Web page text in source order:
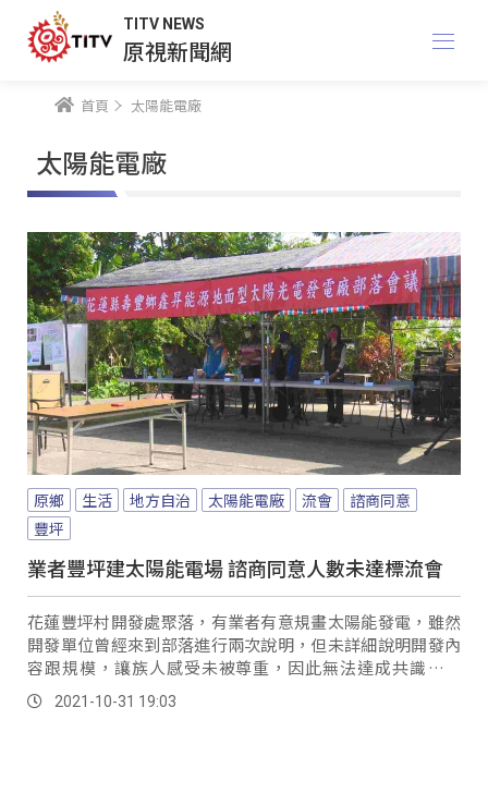
TITV NEWS
原視新聞網
首頁 太陽能電廠
太陽能電廠
原鄉 生活 地方自治 太陽能電廠 流會
諮商同意
豐坪
業者豐坪建太陽能電場 諮商同意人數未達標流會
花蓮豐坪村開發處聚落，有業者有意規畫太陽能發電，雖然
開發單位曾經來到部落進行兩次說明，但未詳細說明開發內
容跟規模，讓族人感受未被尊重，因此無法達成共識，因
此，10月31號諮商同意權投票會議，也遭到技術性流會。
2021-10-31 19:03